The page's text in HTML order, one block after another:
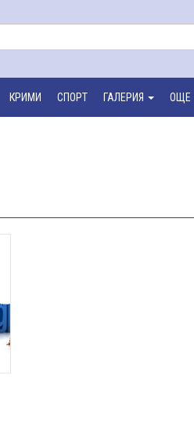
КРИМИ СПОРТ ГАЛЕРИЯ ОЩЕ